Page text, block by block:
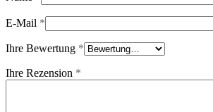
E-Mail *
Ihre Bewertung *
Ihre Rezension *